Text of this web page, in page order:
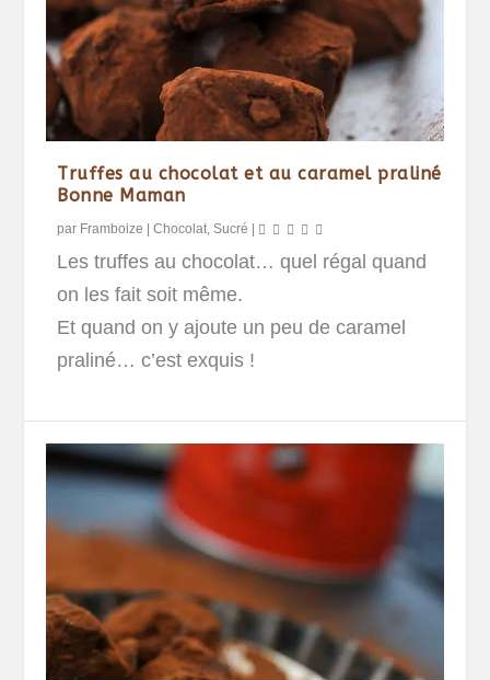
Truffes au chocolat et au caramel praliné
Bonne Maman
par Framboize |Chocolat ,Sucré |
Les truffes au chocolat… quel régal quand
on les fait soit même.
Et quand on y ajoute un peu de caramel
praliné… c’est exquis !